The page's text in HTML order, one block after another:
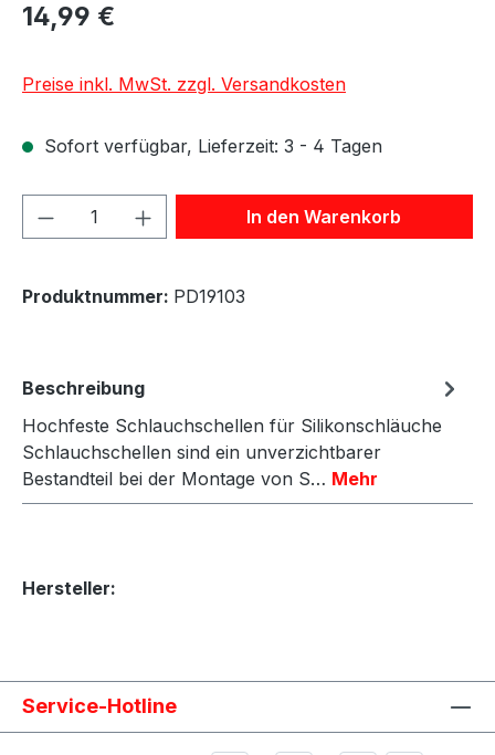
14,99 €
Preise inkl. MwSt. zzgl. Versandkosten
Sofort verfügbar, Lieferzeit: 3 - 4 Tagen
Produkt Anzahl: Gib denIn den Warenkorb
Produktnummer: PD19103
Beschreibung
Hochfeste Schlauchschellen für Silikonschläuche
Schlauchschellen sind ein unverzichtbarer
Bestandteil bei der Montage von S… Mehr
Hersteller:
Service-Hotline